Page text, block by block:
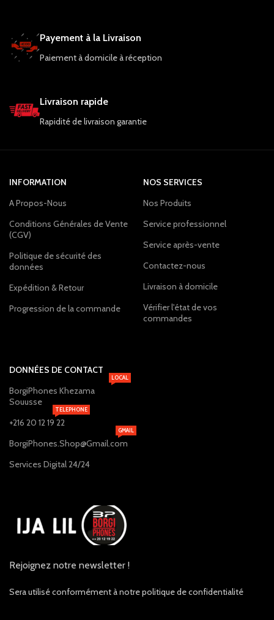
Payement à la Livraison
Paiement à domicile à réception
Livraison rapide
Rapidité de livraison garantie
INFORMATION
A Propos-Nous
Conditions Générales de Vente
(CGV)
Politique de sécurité des
données
Expédition & Retour
Progression de la commande
NOS SERVICES
Nos Produits
Service professionnel
Service après-vente
Contactez-nous
Livraison à domicile
Vérifier l'état de vos
commandes
DONNÉES DE CONTACT
BorgiPhones Khezama
Souusse
LOCAL
+216 20 12 19 22
TELEPHONE
BorgiPhones.Shop@Gmail.com
GMAIL
Services Digital 24/24
Rejoignez notre newsletter !
Sera utilisé conformément à notre politique de confidentialité